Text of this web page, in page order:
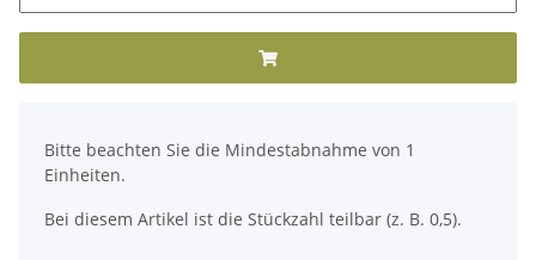
Bitte beachten Sie die Mindestabnahme von 1
Einheiten.
Bei diesem Artikel ist die Stückzahl teilbar (z. B. 0,5).